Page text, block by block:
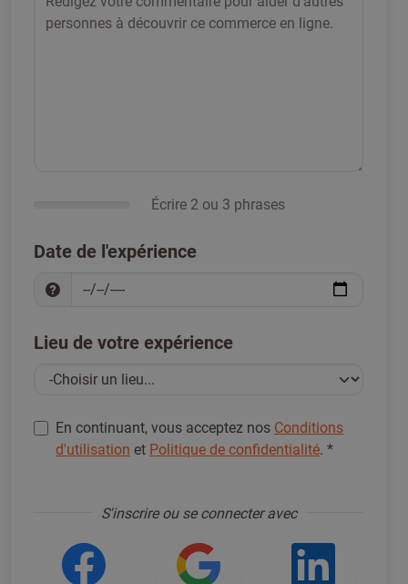
Écrire 2 ou 3 phrases
Date de l'expérience
Lieu de votre expérience
En continuant, vous acceptez nos Conditions
d'utilisation et Politique de confidentialité. *
S'inscrire ou se connecter avec
Se connecter avec Facebook
Se connecter